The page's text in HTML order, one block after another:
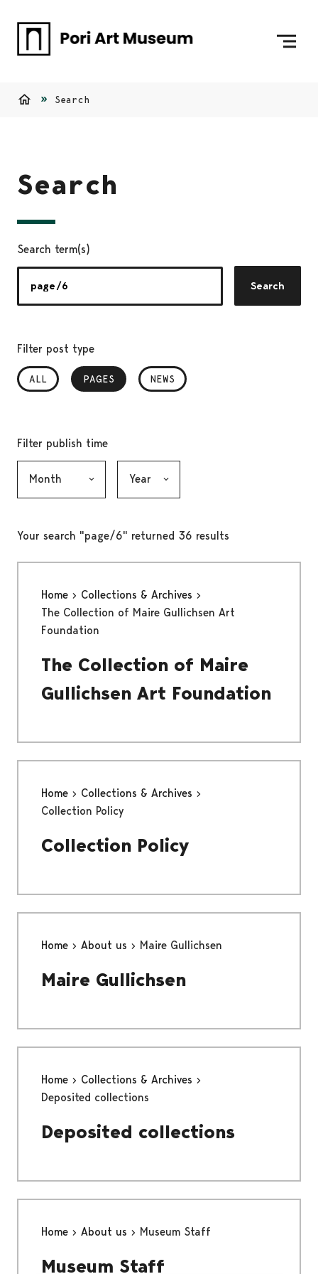
Search
Search
Search term(s)
Search
Filter post type
ALL PAGES
, SELECTED NEWS
Filter publish time
Your search "page/6" returned 36 results
Home
Collections & Archives
The Collection of Maire Gullichsen Art
Foundation
The Collection of Maire
Gullichsen Art Foundation
Home
Collections & Archives
Collection Policy
Collection Policy
Home About us Maire Gullichsen
Maire Gullichsen
Home
Collections & Archives
Deposited collections
Deposited collections
Home About us Museum Staff
Museum Staff